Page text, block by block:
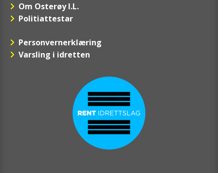
Om Osterøy I.L.
Politiattestar
Personvernerklæring
Varsling i idretten